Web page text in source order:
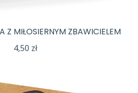
Z MIŁOSIERNYM ZBAWICIELEM
4,50 zł